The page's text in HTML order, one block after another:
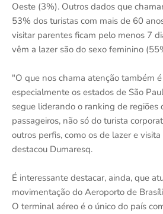
Oeste (3%). Outros dados que
53% dos turistas com mais de 60
visitar parentes ficam pelo menos 7
vêm a lazer são do sexo feminino
"O que nos chama atenção também
especialmente os estados de São
segue liderando o ranking de regiões
passageiros, não só do turista
outros perfis, como os de lazer e
destacou Dumaresq.
É interessante destacar, ainda, que
movimentação do Aeroporto de
O terminal aéreo é o único do país